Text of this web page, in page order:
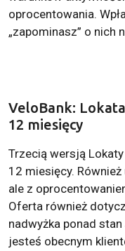
oprocentowania.
„zapominasz” o nich
VeloBank:
12 miesięcy
Trzecią wersją
12 miesięcy.
ale z
Oferta również
nadwyżka ponad
jesteś obecnym